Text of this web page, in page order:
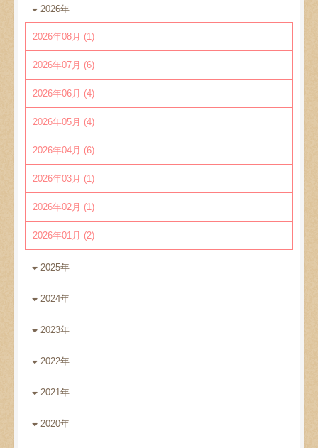
2026年
2026年08月 (1)
2026年07月 (6)
2026年06月 (4)
2026年05月 (4)
2026年04月 (6)
2026年03月 (1)
2026年02月 (1)
2026年01月 (2)
2025年
2024年
2023年
2022年
2021年
2020年